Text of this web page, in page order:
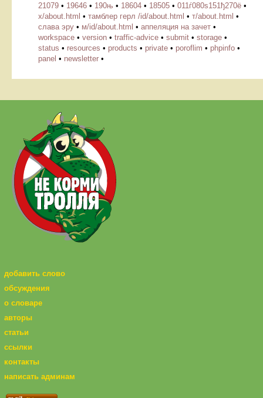
21079 • 19646 • 190њ • 18604 • 18505 • 011ѓ080ѕ151ђ270ё •
х/about.html • тамблер герл /id/about.html • т/about.html •
слава эру • м/id/about.html • аппеляция на зачет •
workspace • version • traffic-advice • submit • storage •
status • resources • products • private • poroflim • phpinfo •
panel • newsletter •
добавить слово
обсуждения
о словаре
авторы
статьи
ссылки
контакты
написать админам